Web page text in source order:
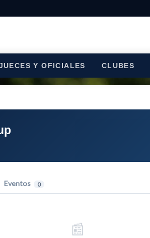
Y OFICIALES CLUBES
Eventos 0
📰